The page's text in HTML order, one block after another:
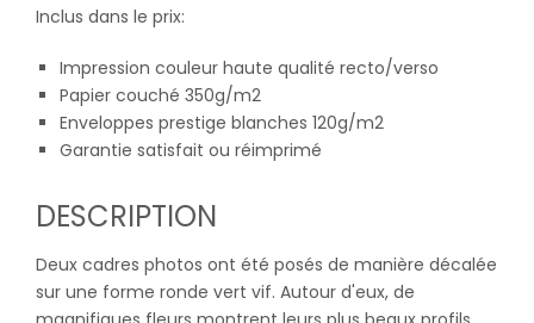
Inclus dans le prix:
Impression couleur haute qualité recto/verso
Papier couché 350g/m2
Enveloppes prestige blanches 120g/m2
Garantie satisfait ou réimprimé
DESCRIPTION
Deux cadres photos ont été posés de manière décalée
sur une forme ronde vert vif. Autour d'eux, de